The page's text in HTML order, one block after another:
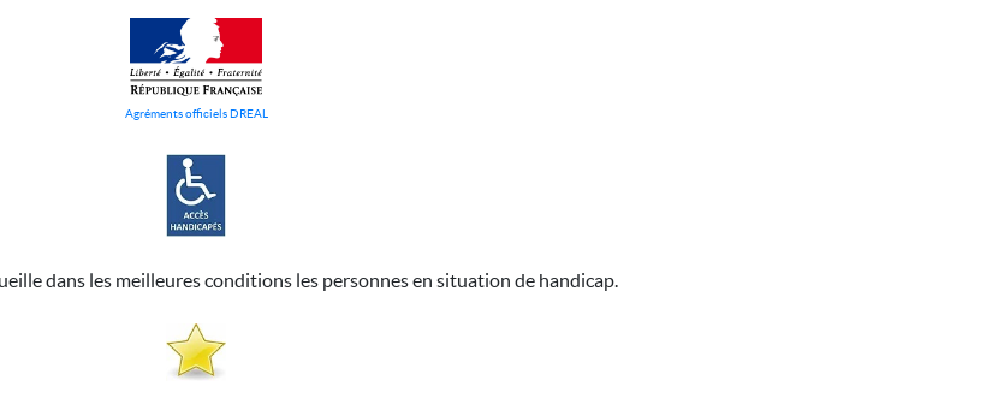
Agréments officiels DREAL
dans les meilleures conditions les personnes en situation de handicap.